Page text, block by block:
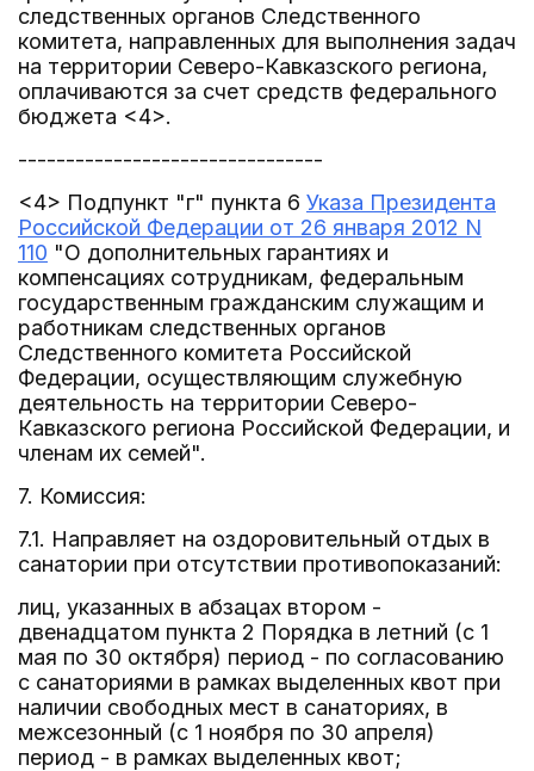
следственных органов Следственного
комитета, направленных для выполнения задач
на территории Северо-Кавказского региона,
оплачиваются за счет средств федерального
бюджета <4>.
--------------------------------
<4> Подпункт "г" пункта 6 Указа Президента
Российской Федерации от 26 января 2012 N
110 "О дополнительных гарантиях и
компенсациях сотрудникам, федеральным
государственным гражданским служащим и
работникам следственных органов
Следственного комитета Российской
Федерации, осуществляющим служебную
деятельность на территории Северо-
Кавказского региона Российской Федерации, и
членам их семей".
7. Комиссия:
7.1. Направляет на оздоровительный отдых в
санатории при отсутствии противопоказаний:
лиц, указанных в абзацах втором -
двенадцатом пункта 2 Порядка в летний (с 1
мая по 30 октября) период - по согласованию
с санаториями в рамках выделенных квот при
наличии свободных мест в санаториях, в
межсезонный (с 1 ноября по 30 апреля)
период - в рамках выделенных квот;